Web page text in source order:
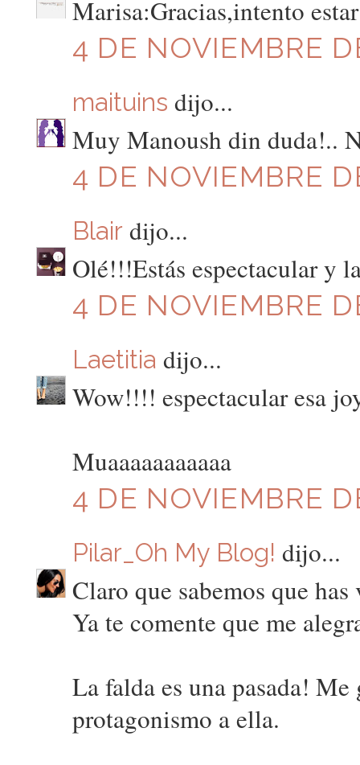
Marisa:Gracias,intento
4 DE NOVIEMBRE
maituins dijo...
Muy Manoush din duda!..
4 DE NOVIEMBRE
Blair dijo...
Olé!!!Estás espectacular y
4 DE NOVIEMBRE
Laetitia dijo...
Wow!!!! espectacular esa
Muaaaaaaaaaaa
4 DE NOVIEMBRE
Pilar_Oh My Blog! dijo...
Claro que sabemos que
Ya te comente que me
La falda es una pasada!
protagonismo a ella.